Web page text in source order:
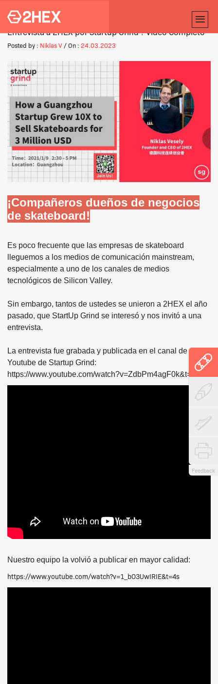
Feedback
Entrevista a 2HEX por Startup Grind ?️ Video Completo
Posted by : Niklas V / On : 24.03.2023
¡Compañeros dueños de negocios
de skateboard!
Es poco frecuente que las empresas de skateboard
lleguemos a los medios de comunicación mainstream,
especialmente a uno de los canales de medios
tecnológicos de Silicon Valley.
Sin embargo, tantos de ustedes se unieron a 2HEX el año
pasado, que StartUp Grind se interesó y nos invitó a una
entrevista.
La entrevista fue grabada y publicada en el canal de
Youtube de Startup Grind:
https://www.youtube.com/watch?v=ZdbPm4agF0k&t=744s
Nuestro equipo la volvió a publicar en mayor calidad:
https://www.youtube.com/watch?v=1_bO3UwIRIE&t=4s